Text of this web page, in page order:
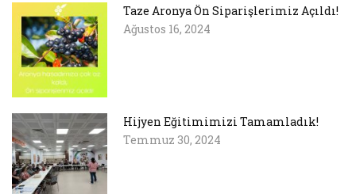
Taze Aronya Ön Siparişlerimiz Açıldı!
Ağustos 16, 2024
Hijyen Eğitimimizi Tamamladık!
Temmuz 30, 2024